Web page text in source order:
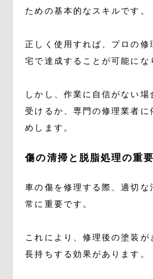
ための基本的なスキルです。
正しく使用すれば、プロの修
宅で達成することが可能にな
しかし、作業に自信がない場
受けるか、専門の修理業者に
めします。
傷の清掃と脱脂処理の重
車の傷を修理する際、適切な
常に重要です。
これにより、修理後の塗装が
長持ちする効果があります。